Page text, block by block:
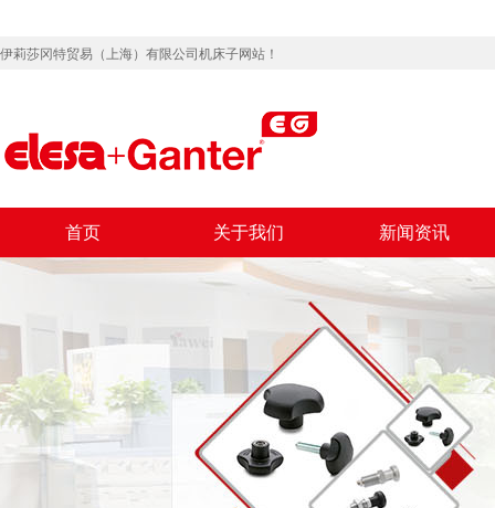
伊莉莎冈特贸易（上海）有限公司机床子网站！
首页 关于我们 新闻资讯